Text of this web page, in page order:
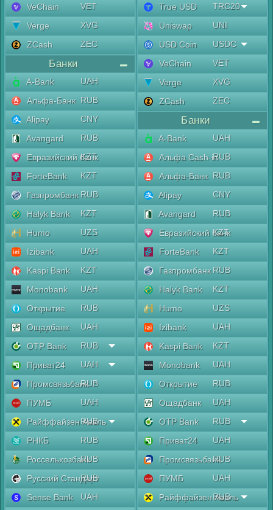
VeChain
VET
Verge
XVG
ZCash
ZEC
Банки
A-Bank
UAH
Альфа-Банк RUB
Alipay
CNY
Avangard
RUB
Евразийский банк
KZT
ForteBank
KZT
Газпромбанк RUB
Halyk Bank
KZT
Humo
UZS
Izibank
UAH
Kaspi Bank
KZT
Monobank
UAH
Открытие
RUB
Ощадбанк
UAH
OTP Bank
RUB
Приват24
UAH
ПромсвязьбанкRUB
ПУМБ
UAH
Райффайзен Аваль
RUB
РНКБ
RUB
РоссельхозбанкRUB
Русский Стандарт
RUB
Sense Bank
UAH
True USD
TRC20
Uniswap
UNI
USD Coin
USDC
VeChain
VET
Verge
XVG
ZCash
ZEC
Банки
A-Bank
UAH
Альфа Cash-inRUB
Альфа-Банк RUB
Alipay
CNY
Avangard
RUB
Евразийский банк
KZT
ForteBank
KZT
Газпромбанк RUB
Halyk Bank
KZT
Humo
UZS
Izibank
UAH
Kaspi Bank
KZT
Monobank
UAH
Открытие
RUB
Ощадбанк
UAH
OTP Bank
RUB
Приват24
UAH
ПромсвязьбанкRUB
ПУМБ
UAH
Райффайзен Аваль
RUB